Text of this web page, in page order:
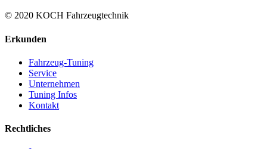
© 2020 KOCH Fahrzeugtechnik
Erkunden
Fahrzeug-Tuning
Service
Unternehmen
Tuning Infos
Kontakt
Rechtliches